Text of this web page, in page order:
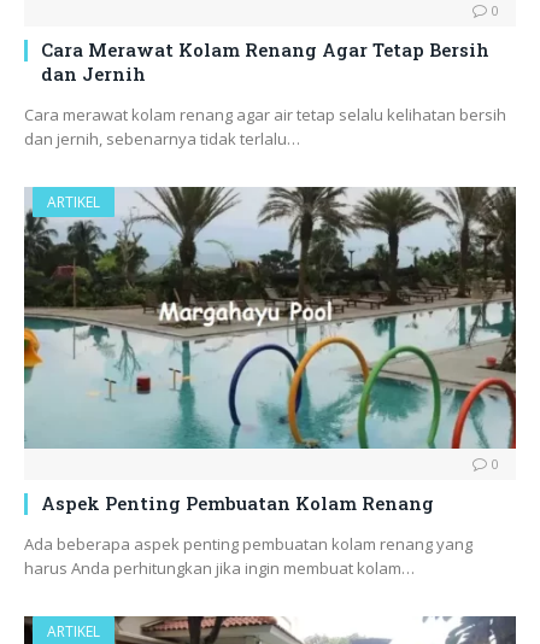
0
Cara Merawat Kolam Renang Agar Tetap Bersih
dan Jernih
Cara merawat kolam renang agar air tetap selalu kelihatan bersih
dan jernih, sebenarnya tidak terlalu…
ARTIKEL
0
Aspek Penting Pembuatan Kolam Renang
Ada beberapa aspek penting pembuatan kolam renang yang
harus Anda perhitungkan jika ingin membuat kolam…
ARTIKEL